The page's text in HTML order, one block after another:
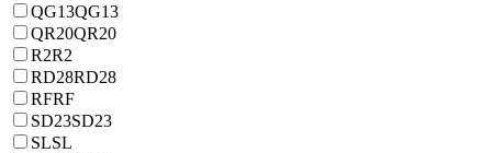
QG13QG13
QR20QR20
R2R2
RD28RD28
RFRF
SD23SD23
SLSL